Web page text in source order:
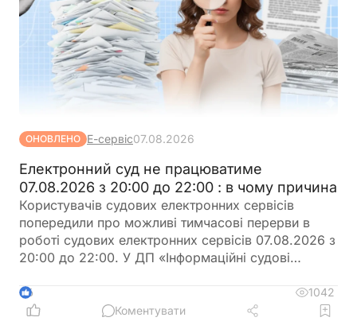
ОНОВЛЕНО Е-сервіс07.08.2026
Електронний суд не працюватиме
07.08.2026 з 20:00 до 22:00 : в чому причина
Користувачів судових електронних сервісів
попередили про можливі тимчасові перерви в
роботі судових електронних сервісів 07.08.2026 з
20:00 до 22:00. У ДП «Інформаційні судові
час планування роботи із сервісами
6
1042
Коментувати